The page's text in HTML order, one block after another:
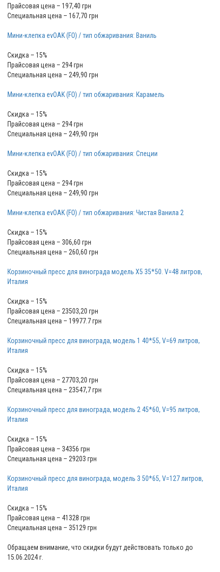
Прайсовая цена – 197,40 грн
Специальная цена – 167,70 грн
Мини-клепка evOAK (FO) / тип обжаривания: Ваниль
Скидка – 15%
Прайсовая цена – 294 грн
Специальная цена – 249,90 грн
Мини-клепка evOAK (FO) / тип обжаривания: Карамель
Скидка – 15%
Прайсовая цена – 294 грн
Специальная цена – 249,90 грн
Мини-клепка evOAK (FO) / тип обжаривания: Специи
Скидка – 15%
Прайсовая цена – 294 грн
Специальная цена – 249,90 грн
Мини-клепка evOAK (FO) / тип обжаривания: Чистая Ванила 2
Скидка – 15%
Прайсовая цена – 306,60 грн
Специальная цена – 260,60 грн
Корзиночный пресс для винограда модель Х5 35*50. V=48 литров,
Италия
Скидка – 15%
Прайсовая цена – 23503,20 грн
Специальная цена – 19977.7 грн
Корзиночный пресс для винограда, модель 1 40*55, V=69 литров,
Италия
Скидка – 15%
Прайсовая цена – 27703,20 грн
Специальная цена – 23547,7 грн
Корзиночный пресс для винограда, модель 2 45*60, V=95 литров,
Италия
Скидка – 15%
Прайсовая цена – 34356 грн
Специальная цена – 29203 грн
Корзиночный пресс для винограда, модель 3 50*65, V=127 литров,
Италия
Скидка – 15%
Прайсовая цена – 41328 грн
Специальная цена – 35129 грн
Обращаем внимание, что скидки будут действовать только до
15.06.2024 г.